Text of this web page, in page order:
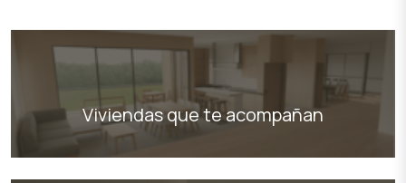
Viviendas que te acompañan